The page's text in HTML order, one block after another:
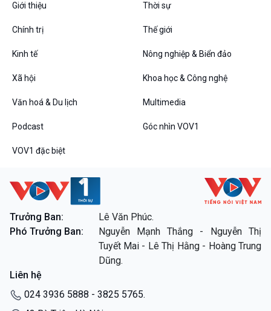
Podcast
Góc nhìn VOV1
10 phút Sự kiện - Luận bàn
Câu chuyện thời sự
Đối thoại
Chuyện đêm
VOV1 đặc biệt
Thanh âm ký sự
Chân dung cuộc sống
Các chương trình đặc biệt
Giới thiệu Thời sự
Chính trị Thế giới
Kinh tế Nông nghiệp & Biển đảo
Xã hội Khoa học & Công nghệ
Văn hoá & Du lịch Multimedia
Podcast Góc nhìn VOV1
VOV1 đặc biệt
Trưởng Ban:
Lê Văn Phúc.
Phó Trưởng Ban:
Nguyễn Mạnh Thắng - Nguyễn Thị
Tuyết Mai - Lê Thị Hằng - Hoàng Trung
Dũng.
Liên hệ
024 3936 5888 - 3825 5765.